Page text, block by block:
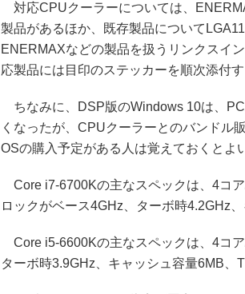
対応CPUクーラーについては、
製品があるほか、既存製品について
ENERMAXなどの製品を扱うリンクスイ
応製品には目印のステッカーを順次添付す
ちなみに、DSP版のWindows 10は、
くなったが、CPUクーラーとのバンドル
OSの購入予定がある人は覚えておくとよ
Core i7-6700Kの主なスペックは、4コ
ロックがベース4GHz、ターボ時4.2GHz
Core i5-6600Kの主なスペックは、4コ
ターボ時3.9GHz、キャッシュ容量6MB、